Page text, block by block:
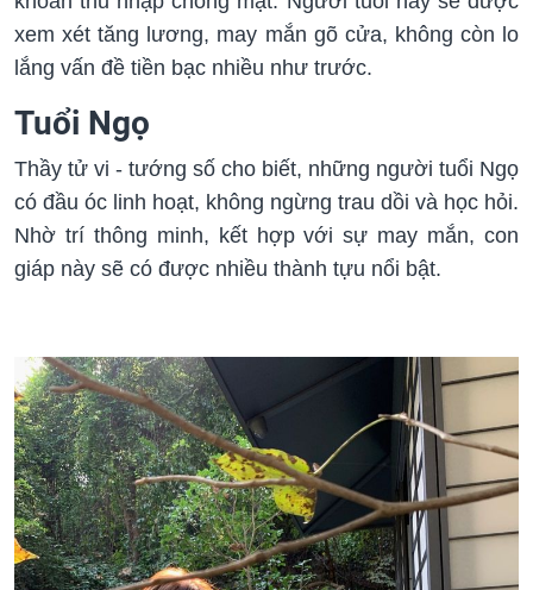
xem xét tăng lương, may mắn gõ cửa, không còn lo
lắng vấn đề tiền bạc nhiều như trước.
Tuổi Ngọ
Thầy tử vi - tướng số cho biết, những người tuổi Ngọ
có đầu óc linh hoạt, không ngừng trau dồi và học hỏi.
Nhờ trí thông minh, kết hợp với sự may mắn, con
giáp này sẽ có được nhiều thành tựu nổi bật.